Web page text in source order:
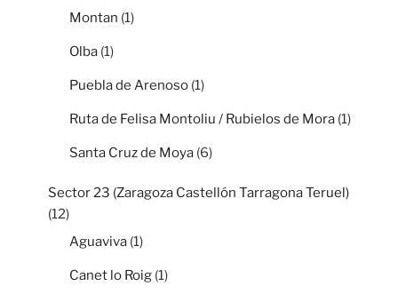
Montan (1)
Olba (1)
Puebla de Arenoso (1)
Ruta de Felisa Montoliu / Rubielos de Mora (1)
Santa Cruz de Moya (6)
Sector 23 (Zaragoza Castellón Tarragona Teruel)
(12)
Aguaviva (1)
Canet lo Roig (1)